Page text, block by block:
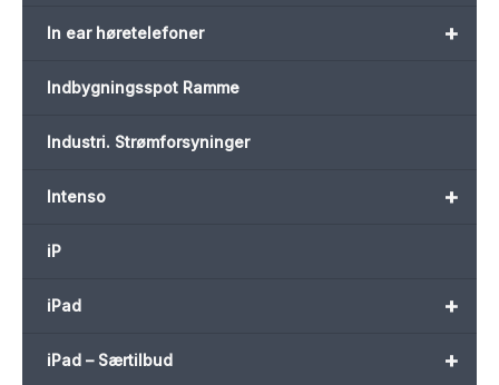
+
In ear høretelefoner
Indbygningsspot Ramme
Industri. Strømforsyninger
+
Intenso
iP
+
iPad
+
iPad – Særtilbud